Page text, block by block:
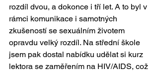
rozdíl dvou, a dokonce i tří let. A to byl v
rámci komunikace i samotných
zkušeností se sexuálním životem
opravdu velký rozdíl. Na střední škole
jsem pak dostal nabídku udělat si kurz
lektora se zaměřením na HIV/AIDS, což